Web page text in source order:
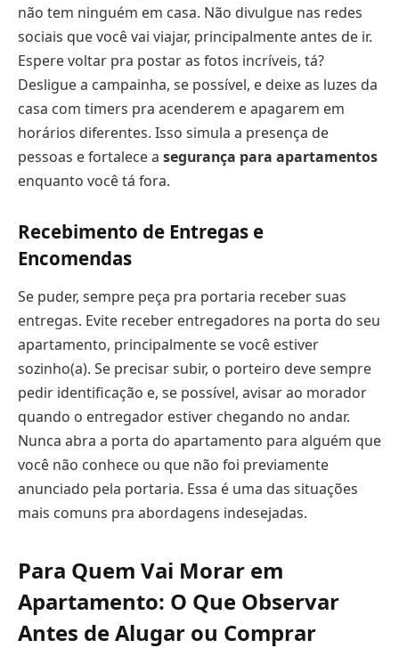
não tem ninguém em casa. Não divulgue nas redes
sociais que você vai viajar, principalmente antes de ir.
Espere voltar pra postar as fotos incríveis, tá?
Desligue a campainha, se possível, e deixe as luzes da
casa com timers pra acenderem e apagarem em
horários diferentes. Isso simula a presença de
pessoas e fortalece a segurança para apartamentos
enquanto você tá fora.
Recebimento de Entregas e
Encomendas
Se puder, sempre peça pra portaria receber suas
entregas. Evite receber entregadores na porta do seu
apartamento, principalmente se você estiver
sozinho(a). Se precisar subir, o porteiro deve sempre
pedir identificação e, se possível, avisar ao morador
quando o entregador estiver chegando no andar.
Nunca abra a porta do apartamento para alguém que
você não conhece ou que não foi previamente
anunciado pela portaria. Essa é uma das situações
mais comuns pra abordagens indesejadas.
Para Quem Vai Morar em
Apartamento: O Que Observar
Antes de Alugar ou Comprar